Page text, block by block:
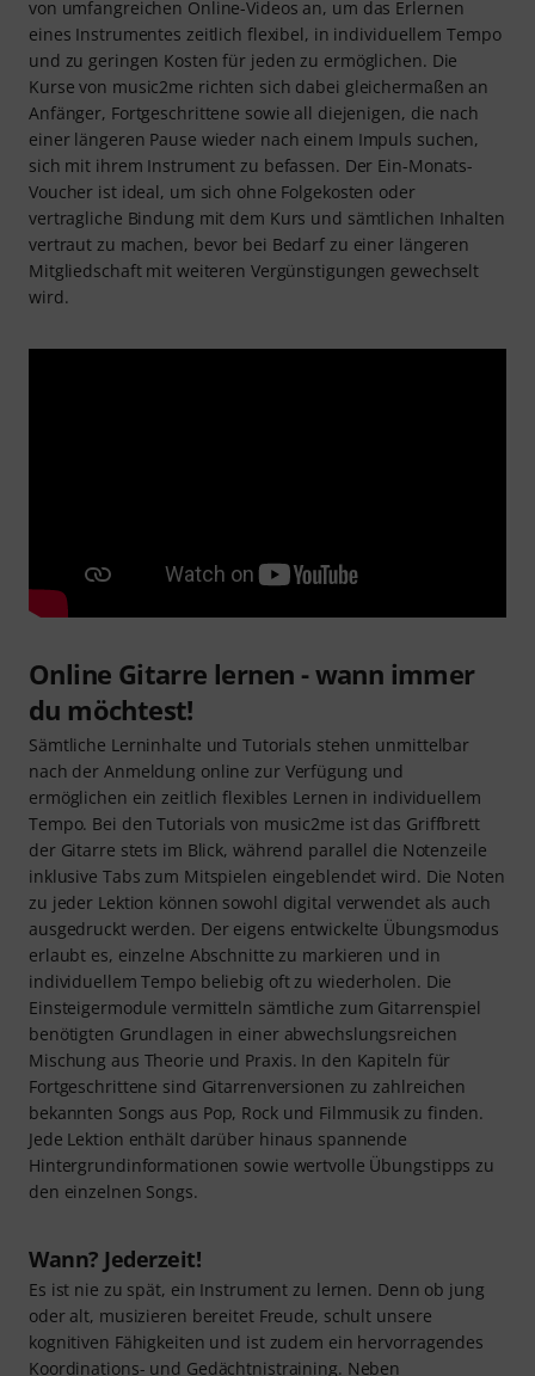
von umfangreichen Online-Videos an, um das Erlernen
eines Instrumentes zeitlich flexibel, in individuellem Tempo
und zu geringen Kosten für jeden zu ermöglichen. Die
Kurse von music2me richten sich dabei gleichermaßen an
Anfänger, Fortgeschrittene sowie all diejenigen, die nach
einer längeren Pause wieder nach einem Impuls suchen,
sich mit ihrem Instrument zu befassen. Der Ein-Monats-
Voucher ist ideal, um sich ohne Folgekosten oder
vertragliche Bindung mit dem Kurs und sämtlichen Inhalten
vertraut zu machen, bevor bei Bedarf zu einer längeren
Mitgliedschaft mit weiteren Vergünstigungen gewechselt
wird.
Online Gitarre lernen - wann immer
du möchtest!
Sämtliche Lerninhalte und Tutorials stehen unmittelbar
nach der Anmeldung online zur Verfügung und
ermöglichen ein zeitlich flexibles Lernen in individuellem
Tempo. Bei den Tutorials von music2me ist das Griffbrett
der Gitarre stets im Blick, während parallel die Notenzeile
inklusive Tabs zum Mitspielen eingeblendet wird. Die Noten
zu jeder Lektion können sowohl digital verwendet als auch
ausgedruckt werden. Der eigens entwickelte Übungsmodus
erlaubt es, einzelne Abschnitte zu markieren und in
individuellem Tempo beliebig oft zu wiederholen. Die
Einsteigermodule vermitteln sämtliche zum Gitarrenspiel
benötigten Grundlagen in einer abwechslungsreichen
Mischung aus Theorie und Praxis. In den Kapiteln für
Fortgeschrittene sind Gitarrenversionen zu zahlreichen
bekannten Songs aus Pop, Rock und Filmmusik zu finden.
Jede Lektion enthält darüber hinaus spannende
Hintergrundinformationen sowie wertvolle Übungstipps zu
den einzelnen Songs.
Wann? Jederzeit!
Es ist nie zu spät, ein Instrument zu lernen. Denn ob jung
oder alt, musizieren bereitet Freude, schult unsere
kognitiven Fähigkeiten und ist zudem ein hervorragendes
Koordinations- und Gedächtnistraining. Neben